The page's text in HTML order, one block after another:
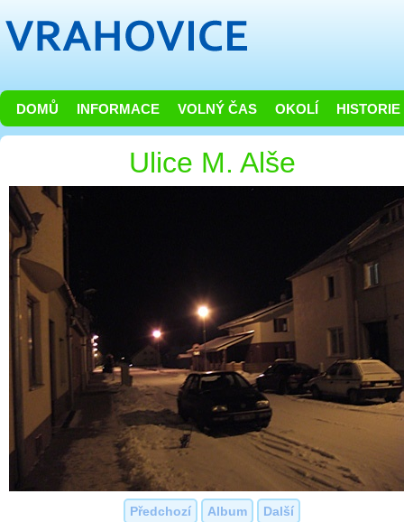
DOMŮ INFORMACE VOLNÝ ČAS OKOLÍ HISTORIE
Ulice M. Alše
Předchozí Album Další